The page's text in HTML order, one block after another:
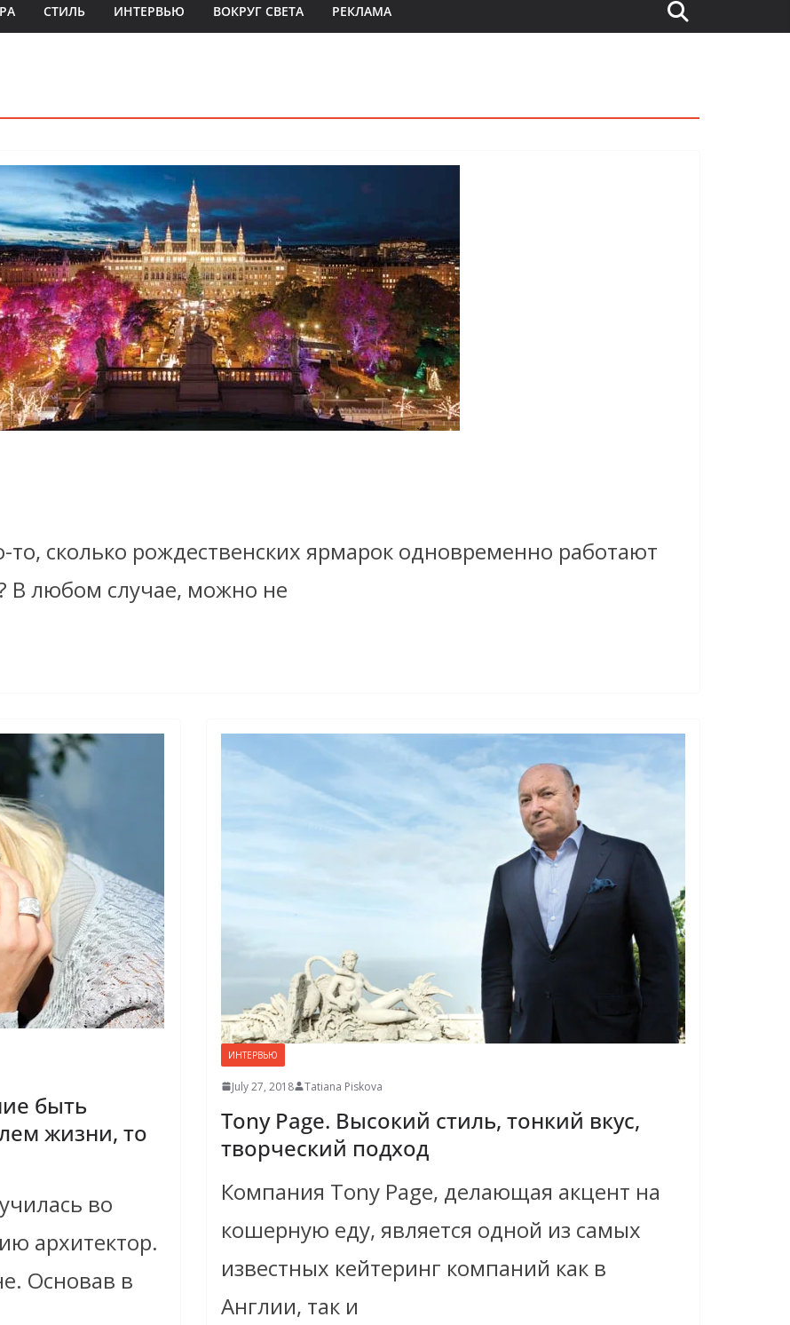
СТИЛЬ ИНТЕРВЬЮ ВОКРУГ СВЕТА РЕКЛАМА
сколько рождественских ярмарок одновременно работают
В любом случае, можно не
быть
жизни, то
во
архитектор.
Основав в
ИНТЕРВЬЮ
July 27, 2018 Tatiana Piskova
Tony Page. Высокий стиль, тонкий вкус,
творческий подход
Компания Tony Page, делающая акцент на
кошерную еду, является одной из самых
известных кейтеринг компаний как в
Англии, так и